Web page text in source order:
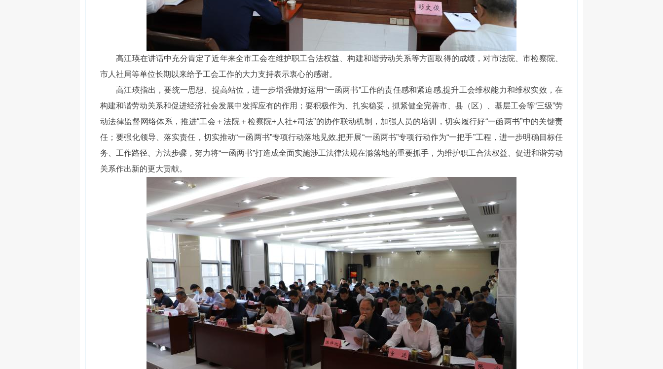
高江瑛在讲话中充分肯定了近年来全市工会在维护职工合法权益、构建和谐劳动关系等方面取得的成绩，对市法院、市检察院、
市人社局等单位长期以来给予工会工作的大力支持表示衷心的感谢。
高江瑛指出，要统一思想、提高站位，进一步增强做好运用“一函两书”工作的责任感和紧迫感,提升工会维权能力和维权实效，在
构建和谐劳动关系和促进经济社会发展中发挥应有的作用；要积极作为、扎实稳妥，抓紧健全完善市、县（区）、基层工会等“三级”劳
动法律监督网络体系，推进“工会＋法院＋检察院+人社+司法”的协作联动机制，加强人员的培训，切实履行好“一函两书”中的关键责
任；要强化领导、落实责任，切实推动“一函两书”专项行动落地见效,把开展“一函两书”专项行动作为“一把手”工程，进一步明确目标任
务、工作路径、方法步骤，努力将“一函两书”打造成全面实施涉工法律法规在滁落地的重要抓手，为维护职工合法权益、促进和谐劳动
关系作出新的更大贡献。